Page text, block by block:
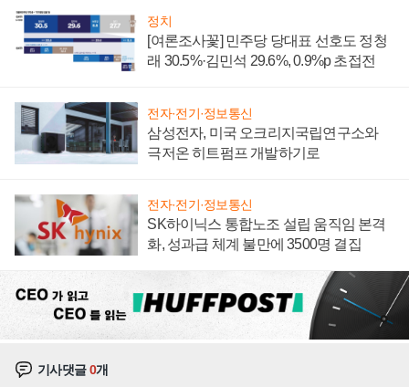
정치
[여론조사꽃] 민주당 당대표 선호도 정청
래 30.5%·김민석 29.6%, 0.9%p 초접전
전자·전기·정보통신
삼성전자, 미국 오크리지국립연구소와
극저온 히트펌프 개발하기로
전자·전기·정보통신
SK하이닉스 통합노조 설립 움직임 본격
화, 성과급 체계 불만에 3500명 결집
기사댓글0개